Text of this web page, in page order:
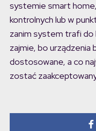
systemie smart
kontrolnych lub w
zanim system trafi
zajmie, bo urządzenia
dostosowane, a co
zostać